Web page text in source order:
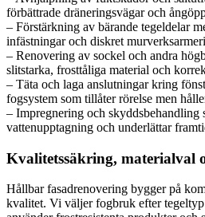
förbättrade dräneringsvägar och
– Förstärkning av bärande tegeldelar
infästningar och diskret
– Renovering av sockel och andra
slitstarka, frosttåliga material och
– Täta och laga anslutningar kring
fogsystem som tillåter rörelse men
– Impregnering och skyddsbehandling
vattenupptagning och underlättar
Kvalitetssäkring, materialval
Hållbar fasadrenovering bygger på
kvalitet. Vi väljer fogbruk efter